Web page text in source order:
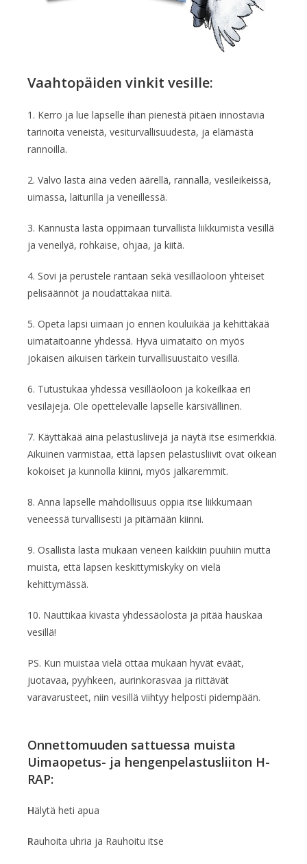
Vaahtopäiden vinkit vesille:
1. Kerro ja lue lapselle ihan pienestä pitäen innostavia
tarinoita veneistä, vesiturvallisuudesta, ja elämästä
rannoilla.
2. Valvo lasta aina veden äärellä, rannalla, vesileikeissä,
uimassa, laiturilla ja veneillessä.
3. Kannusta lasta oppimaan turvallista liikkumista vesillä
ja veneilyä, rohkaise, ohjaa, ja kiitä.
4. Sovi ja perustele rantaan sekä vesilläoloon yhteiset
pelisäännöt ja noudattakaa niitä.
5. Opeta lapsi uimaan jo ennen kouluikää ja kehittäkää
uimataitoanne yhdessä. Hyvä uimataito on myös
jokaisen aikuisen tärkein turvallisuustaito vesillä.
6. Tutustukaa yhdessä vesilläoloon ja kokeilkaa eri
vesilajeja. Ole opettelevalle lapselle kärsivällinen.
7. Käyttäkää aina pelastusliivejä ja näytä itse esimerkkiä.
Aikuinen varmistaa, että lapsen pelastusliivit ovat oikean
kokoiset ja kunnolla kiinni, myös jalkaremmit.
8. Anna lapselle mahdollisuus oppia itse liikkumaan
veneessä turvallisesti ja pitämään kiinni.
9. Osallista lasta mukaan veneen kaikkiin puuhiin mutta
muista, että lapsen keskittymiskyky on vielä
kehittymässä.
10. Nauttikaa kivasta yhdessäolosta ja pitää hauskaa
vesillä!
PS. Kun muistaa vielä ottaa mukaan hyvät eväät,
juotavaa, pyyhkeen, aurinkorasvaa ja riittävät
varavarusteet, niin vesillä viihtyy helposti pidempään.
Onnettomuuden sattuessa muista
Uimaopetus- ja hengenpelastusliiton H-
RAP:
Hälytä heti apua
Rauhoita uhria ja Rauhoitu itse